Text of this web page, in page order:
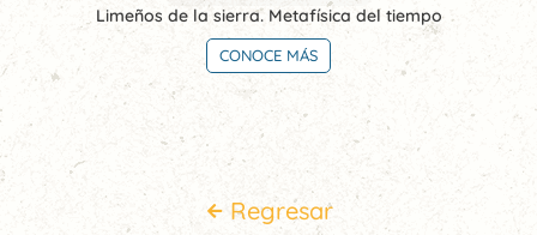
Limeños de la sierra. Metafísica del tiempo
CONOCE MÁS
Regresar